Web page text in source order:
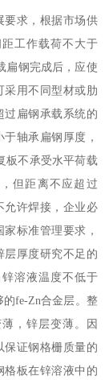
要求，根据市场供
工作载荷不大于
扁钢完成后，应使
采用不同型材或肋
过扁钢承载系统的
轴承扁钢厚度，
板不承受水平荷载
但距离不应超过
允许焊接，企业必
标准管理要求，
层厚度研究不足的
溶液温度不低于
fe-Zn合金层。整
，锌层变薄。因
保证钢格栅质量的
格板在锌溶液中的